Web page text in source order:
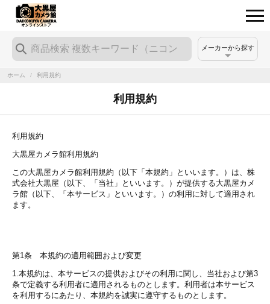
メーカーから探す
ホーム / 利用規約
利用規約
利用規約
大黒屋カメラ館利用規約
この大黒屋カメラ館利用規約（以下「本規約」といいます。）は、株
式会社大黒屋（以下、「当社」といいます。）が提供する大黒屋カメ
ラ館（以下、「本サービス」といいます。）の利用に対して適用され
ます。
第1条 本規約の適用範囲および変更
1.本規約は、本サービスの提供およびその利用に関し、当社および第3
条で定義する利用者に適用されるものとします。利用者は本サービス
を利用するにあたり、本規約を誠実に遵守するものとします。